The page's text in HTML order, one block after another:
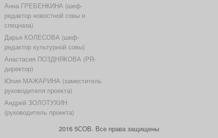
Анна ГРЕБЕНКИНА (шеф-
редактор новостной совы и
спецназа)
Дарья КОЛЕСОВА (шеф-
редактор культурной совы)
Анастасия ПОЗДНЯКОВА (PR-
директор)
Юлия МАЖАРИНА (заместитель
руководителя проекта)
Андрей ЗОЛОТУХИН
(руководитель проекта)
2016 5СОВ. Все права защищены